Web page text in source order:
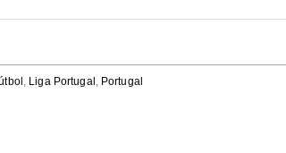
, Liga Portugal , Portugal